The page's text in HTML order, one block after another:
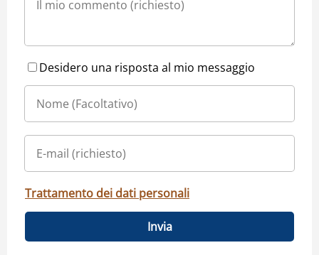
Desidero una risposta al mio messaggio
Trattamento dei dati personali
Invia